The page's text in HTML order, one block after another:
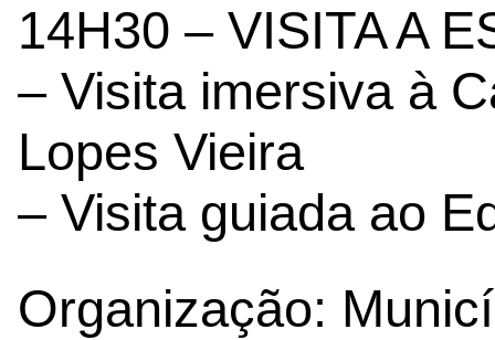
14H30 – VISITA A
– Visita imersiva à
Lopes Vieira
– Visita guiada ao
Organização: